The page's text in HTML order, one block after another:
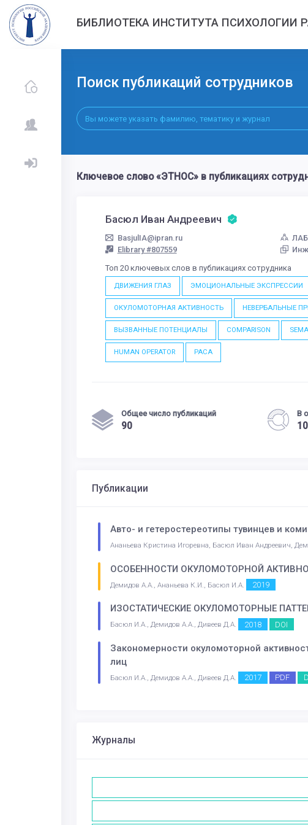
БИБЛИОТЕКА ИНСТИТУТА ПСИХОЛОГИИ
Поиск публикаций сотрудников
Ключевое слово «ЭТНОС» в публикациях
Басюл Иван Андреевич
BasjulIA@ipran.ru
Elibrary #807559
Топ 20 ключевых слов в публикациях сотрудника
ДВИЖЕНИЯ ГЛАЗ ЭМОЦИОНАЛЬНЫЕ ЭКСПРЕССИИ
ОКУЛОМОТОРНАЯ АКТИВНОСТЬ НЕВЕРБАЛЬНЫЕ
ВЫЗВАННЫЕ ПОТЕНЦИАЛЫ COMPARISON
HUMAN OPERATOR РАСА
Общее число публикаций
90
В
10
Публикации
Авто- и гетеростереотипы тувинцев и
Ананьева Кристина Игоревна, Басюл Иван Андреевич,
ОСОБЕННОСТИ ОКУЛОМОТОРНОЙ
Демидов А.А., Ананьева К.И., Басюл И.А. 2019
ИЗОСТАТИЧЕСКИЕ ОКУЛОМОТОРНЫЕ
Басюл И.А., Демидов А.А., Дивеев Д.А. 2018 DOI
Закономерности окуломоторной
лиц
Басюл И.А., Демидов А.А., Дивеев Д.А. 2017 PDF
Журналы